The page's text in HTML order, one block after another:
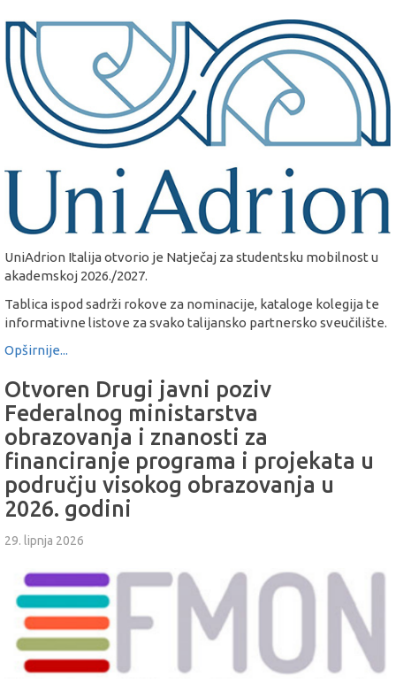
UniAdrion Italija otvorio je Natječaj za studentsku mobilnost u
akademskoj 2026./2027.
Tablica ispod sadrži rokove za nominacije, kataloge kolegija te
informativne listove za svako talijansko partnersko sveučilište.
Opširnije...
Otvoren Drugi javni poziv
Federalnog ministarstva
obrazovanja i znanosti za
financiranje programa i projekata u
području visokog obrazovanja u
2026. godini
29. lipnja 2026